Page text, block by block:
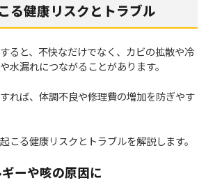
る健康リスクとトラブル
ると、不快なだけでなく、カビの拡散や冷
水漏れにつながることがあります。
れば、体調不良や修理費の増加を防ぎやす
こる健康リスクとトラブルを解説します。
ーや咳の原因に